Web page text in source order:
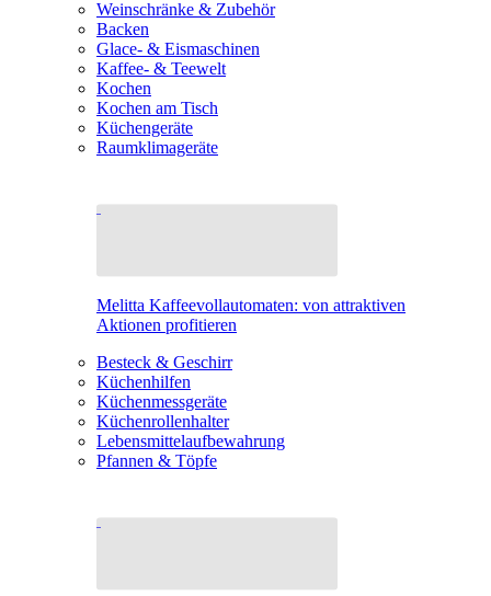
Weinschränke & Zubehör
Backen
Glace- & Eismaschinen
Kaffee- & Teewelt
Kochen
Kochen am Tisch
Küchengeräte
Raumklimageräte
Melitta Kaffeevollautomaten: von attraktiven
Aktionen profitieren
Besteck & Geschirr
Küchenhilfen
Küchenmessgeräte
Küchenrollenhalter
Lebensmittelaufbewahrung
Pfannen & Töpfe